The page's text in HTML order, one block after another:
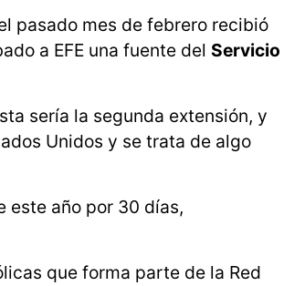
pasado mes de febrero recibió
a EFE una fuente del Servicio
sería la segunda extensión, y
Unidos y se trata de algo
este año por 30 días,
que forma parte de la Red